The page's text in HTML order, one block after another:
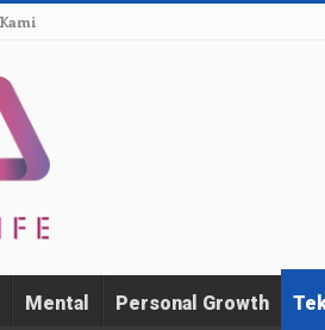
Mental Personal Growth